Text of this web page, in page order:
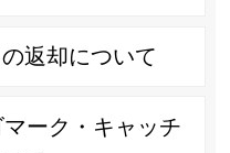
返却について
ーク・キャッチ